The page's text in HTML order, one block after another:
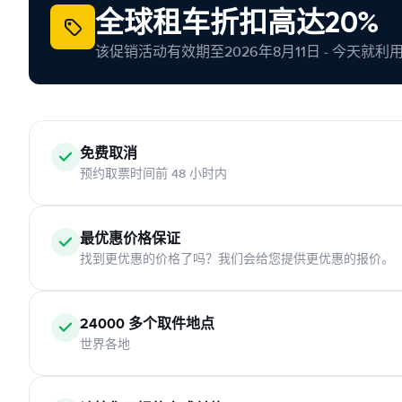
全球租车折扣高达20%
该促销活动有效期至2026年8月11日 - 今天就利用
免费取消
预约取票时间前 48 小时内
最优惠价格保证
找到更优惠的价格了吗？我们会给您提供更优惠的报价。
24000 多个取件地点
世界各地